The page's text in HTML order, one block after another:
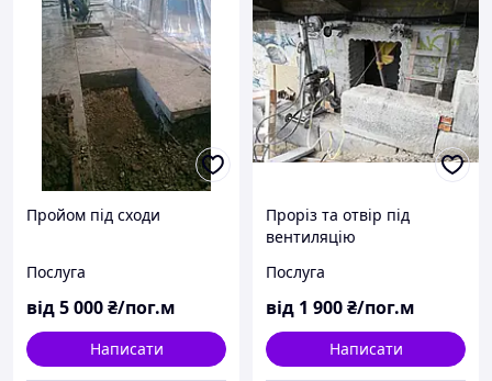
Пройом під сходи
Послуга
від5 000₴/пог.м
Написати
Проріз та отвір під
вентиляцію
Послуга
від 1 900₴/пог.м
Написати